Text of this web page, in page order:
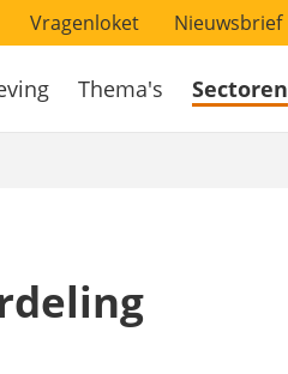
Vragenloket Nieuwsbrief
Thema's Sectoren